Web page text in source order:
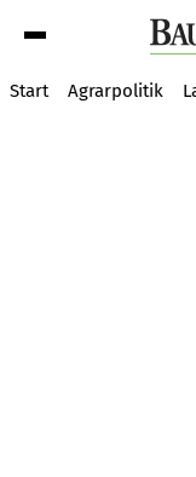
Start Agrarpolitik